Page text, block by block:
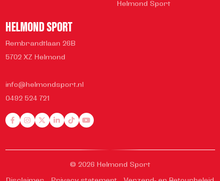
Helmond Sport
HELMOND SPORT
Rembrandtlaan 26B
5702 XZ Helmond
info@helmondsport.nl
0492 524 721
© 2026 Helmond Sport